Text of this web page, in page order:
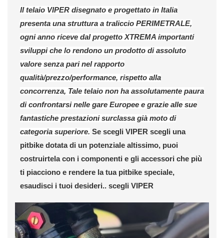
Il telaio VIPER disegnato e progettato in Italia
presenta una struttura a traliccio PERIMETRALE,
ogni anno riceve dal progetto XTREMA importanti
sviluppi che lo rendono un prodotto di assoluto
valore senza pari nel rapporto
qualità/prezzo/performance, rispetto alla
concorrenza, Tale telaio non ha assolutamente paura
di confrontarsi nelle gare Europee e grazie alle sue
fantastiche prestazioni surclassa già moto di
categoria superiore. Se scegli VIPER scegli una
pitbike dotata di un potenziale altissimo, puoi
costruirtela con i componenti e gli accessori che più
ti piacciono e rendere la tua pitbike speciale,
esaudisci i tuoi desideri.. scegli VIPER